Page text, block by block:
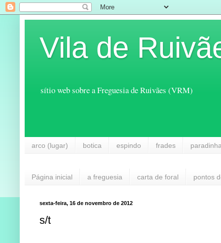
Vila de
sítio web sobre a Freguesia de Ruivães (VRM)
arco (lugar) botica espindo frades
Página inicial a freguesia carta de foral pontos
sexta-feira, 16 de novembro de 2012
s/t